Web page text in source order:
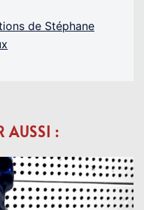
de Stéphane
AUSSI :